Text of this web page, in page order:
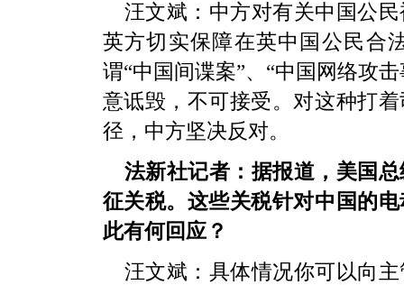
汪文斌：中方对有关中国公
英方切实保障在英中国公民合
谓“中国间谍案”、“中国网络攻
意诋毁，不可接受。对这种打
径，中方坚决反对。
法新社记者：据报道，美国
征关税。这些关税针对中国的
此有何回应？
汪文斌：具体情况你可以向